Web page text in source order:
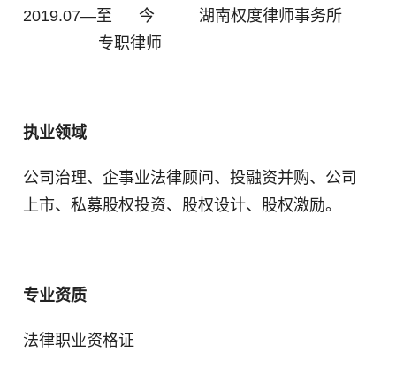
2019.07—至 今 湖南权度律师事务所
专职律师
执业领域
公司治理、企事业法律顾问、投融资并购、公司
上市、私募股权投资、股权设计、股权激励。
专业资质
法律职业资格证